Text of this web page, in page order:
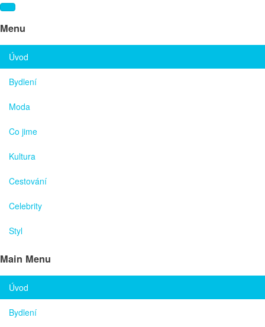
Menu
Úvod
Bydlení
Moda
Co jime
Kultura
Cestování
Celebrity
Styl
Main Menu
Úvod
Bydlení